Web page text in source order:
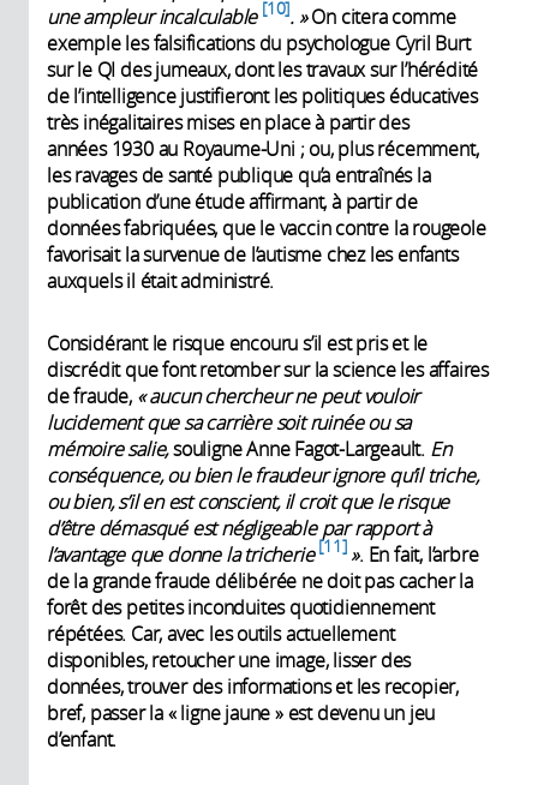
une ampleur incalculable 10 . »On citera comme
exemple les falsifications du psychologue Cyril Burt
sur le QI des jumeaux, dont les travaux sur l’hérédité
de l’intelligence justifieront les politiques éducatives
très inégalitaires mises en place à partir des
années 1930 au Royaume-Uni ; ou, plus récemment,
les ravages de santé publique qu’a entraînés la
publication d’une étude affirmant, à partir de
données fabriquées, que le vaccin contre la rougeole
favorisait la survenue de l’autisme chez les enfants
auxquels il était administré.
Considérant le risque encouru s’il est pris et le
discrédit que font retomber sur la science les affaires
de fraude, « aucun chercheur ne peut vouloir
lucidement que sa carrière soit ruinée ou sa
mémoire salie,souligne Anne Fagot-Largeault. En
conséquence, ou bien le fraudeur ignore qu’il triche,
ou bien, s’il en est conscient, il croit que le risque
d’être démasqué est négligeable par rapport à
l’avantage que donne la tricherie 11 ». En fait, l’arbre
de la grande fraude délibérée ne doit pas cacher la
forêt des petites inconduites quotidiennement
répétées. Car, avec les outils actuellement
disponibles, retoucher une image, lisser des
données, trouver des informations et les recopier,
bref, passer la « ligne jaune » est devenu un jeu
d’enfant.